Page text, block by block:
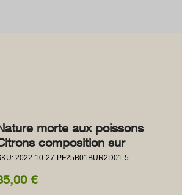
morte aux poissons
composition sur
2022-10-27-PF25B01BUR2D01-5
€Prezzo